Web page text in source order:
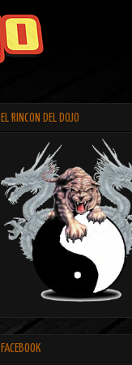
EL RINCON DEL DOJO
FACEBOOK